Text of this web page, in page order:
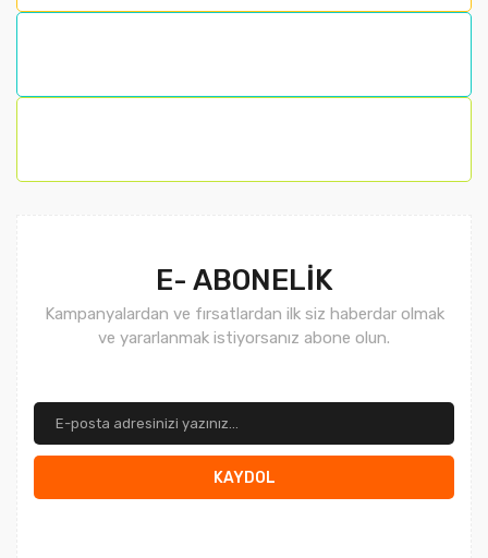
E- ABONELİK
Kampanyalardan ve fırsatlardan ilk siz haberdar olmak
ve yararlanmak istiyorsanız abone olun.
KAYDOL